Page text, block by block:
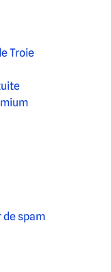
Troie
de spam